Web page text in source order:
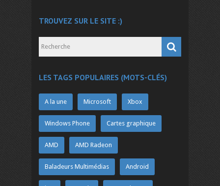
TROUVEZ SUR LE SITE :)
LES TAGS POPULAIRES (MOTS-CLÉS)
A la une Microsoft Xbox
Windows Phone Cartes graphique
AMD AMD Radeon
Baladeurs Multimédias Android